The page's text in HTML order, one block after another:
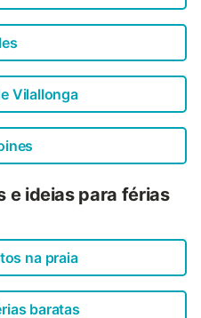
Vilallonga
e ideias para férias
na praia
baratas